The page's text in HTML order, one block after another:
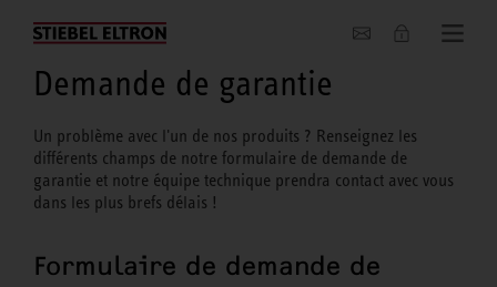
Entreprise
Demande de garantie
Un problème avec l'un de nos produits ? Renseignez les
différents champs de notre formulaire de demande de
garantie et notre équipe technique prendra contact avec vous
dans les plus brefs délais !
Formulaire de demande de